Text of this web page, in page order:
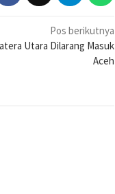
Pos berikutnya
Utara Dilarang Masuk
Aceh